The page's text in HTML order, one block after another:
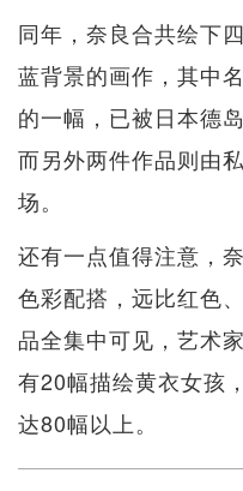
同年，奈良合共绘下
蓝背景的画作，其中
的一幅，已被日本德
而另外两件作品则由
场。
还有一点值得注意，
色彩配搭，远比红色
品全集中可见，艺术
有20幅描绘黄衣女孩
达80幅以上。